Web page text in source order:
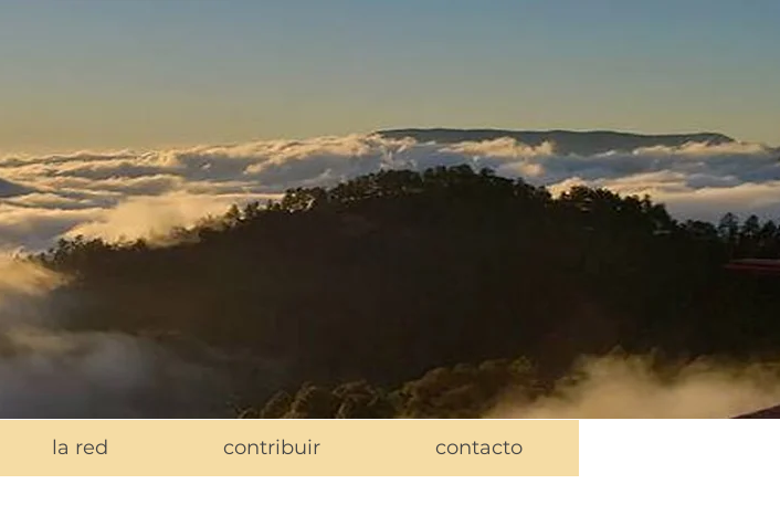
la red contribuir contacto